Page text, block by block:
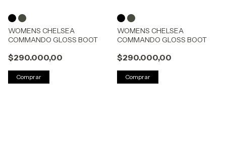
WOMENS CHELSEA
COMMANDO GLOSS BOOT
$290.000,00
Comprar
WOMENS CHELSEA
COMMANDO GLOSS BOOT
$290.000,00
Comprar